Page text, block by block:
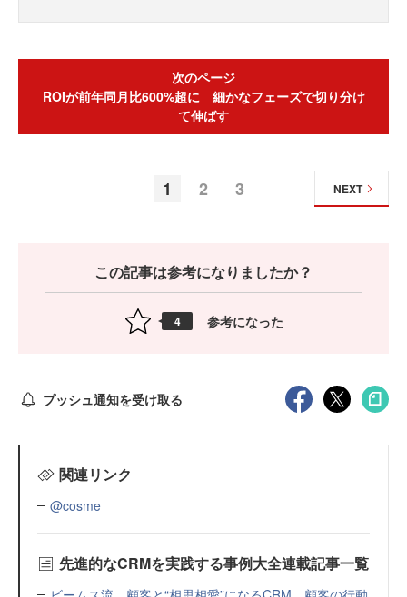
次のページ
ROIが前年同月比600%超に 細かなフェーズで切り分け
て伸ばす
1 2 3 NEXT
この記事は参考になりましたか？
4 参考になった
プッシュ通知を受け取る
関連リンク
@cosme
先進的なCRMを実践する事例大全連載記事一覧